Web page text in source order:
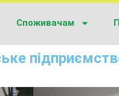
Споживачам